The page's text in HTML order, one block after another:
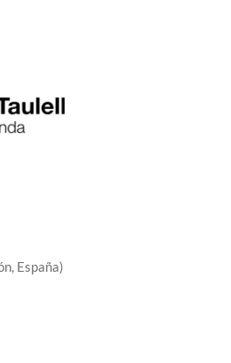
España)